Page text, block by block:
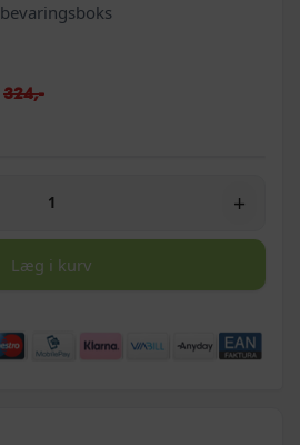
324,-
+
Læg i kurv